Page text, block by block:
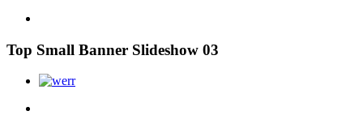
Top Small Banner Slideshow 03